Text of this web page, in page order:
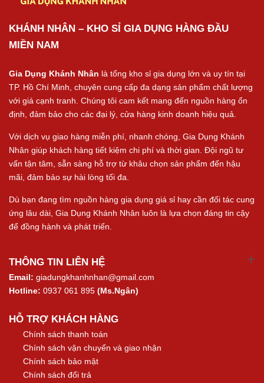
KHÁNH NHÂN – KHO SỈ GIA DỤNG HÀNG ĐẦU
MIỀN NAM
Gia Dụng Khánh Nhân là tổng kho sỉ gia dụng lớn và uy tín tại
TP. Hồ Chí Minh, chuyên cung cấp đa dạng sản phẩm chất lượng
với giá cạnh tranh. Chúng tôi cam kết mang đến nguồn hàng ổn
định, đảm bảo cho các đại lý, cửa hàng kinh doanh hiệu quả.
Với dịch vụ giao hàng miễn phí, nhanh chóng, Gia Dụng Khánh
Nhân giúp khách hàng tiết kiệm chi phí và thời gian. Đội ngũ tư
vấn tận tâm, sẵn sàng hỗ trợ từ khâu chọn sản phẩm đến hậu
mãi, đảm bảo sự hài lòng tối đa.
Dù bạn đang tìm nguồn hàng gia dụng giá sỉ hay cần đối tác cung
ứng lâu dài, Gia Dụng Khánh Nhân luôn là lựa chọn đáng tin cậy
để đồng hành và phát triển.
THÔNG TIN LIÊN HỆ
Email: giadungkhanhnhan@gmail.com
Hotline: 0937 061 895 (Ms.Ngân)
HỖ TRỢ KHÁCH HÀNG
Chính sách thanh toán
Chính sách vận chuyển và giao nhận
Chính sách bảo mật
Chính sách đổi trả